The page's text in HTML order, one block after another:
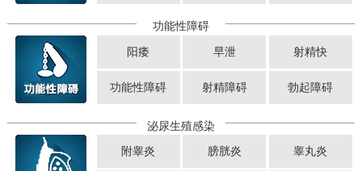
功能性障碍
阳痿 早泄 射精快
功能性障碍 射精障碍 勃起障碍
泌尿生殖感染
附睾炎 膀胱炎 睾丸炎